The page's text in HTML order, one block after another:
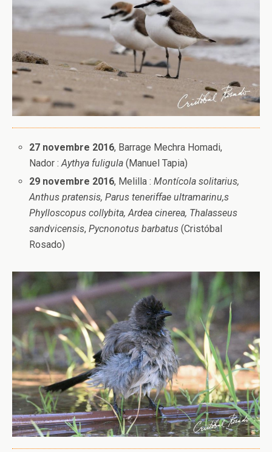
27 novembre 2016, Barrage Mechra Homadi,
Nador :Aythya fuligula (Manuel Tapia)
29 novembre 2016, Melilla :Montícola solitarius,
Anthus pratensis, Parus teneriffae ultramarinu,s
Phylloscopus collybita, Ardea cinerea, Thalasseus
sandvicensis,Pycnonotus barbatus (Cristóbal
Rosado)